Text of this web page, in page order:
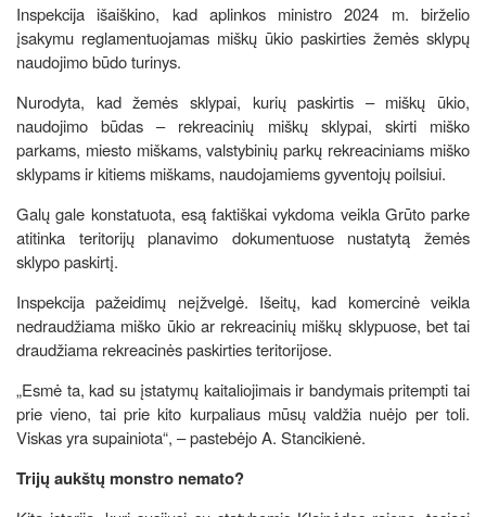
Inspekcija išaiškino, kad aplinkos ministro 2024 m. birželio
įsakymu reglamentuojamas miškų ūkio paskirties žemės sklypų
naudojimo būdo turinys.
Nurodyta, kad žemės sklypai, kurių paskirtis – miškų ūkio,
naudojimo būdas – rekreacinių miškų sklypai, skirti miško
parkams, miesto miškams, valstybinių parkų rekreaciniams miško
sklypams ir kitiems miškams, naudojamiems gyventojų poilsiui.
Galų gale konstatuota, esą faktiškai vykdoma veikla Grūto parke
atitinka teritorijų planavimo dokumentuose nustatytą žemės
sklypo paskirtį.
Inspekcija pažeidimų neįžvelgė. Išeitų, kad komercinė veikla
nedraudžiama miško ūkio ar rekreacinių miškų sklypuose, bet tai
draudžiama rekreacinės paskirties teritorijose.
„Esmė ta, kad su įstatymų kaitaliojimais ir bandymais pritempti tai
prie vieno, tai prie kito kurpaliaus mūsų valdžia nuėjo per toli.
Viskas yra supainiota“, – pastebėjo A. Stancikienė.
Trijų aukštų monstro nemato?